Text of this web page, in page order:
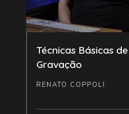
Técnicas Básicas
Gravação
RENATO COPPOLI